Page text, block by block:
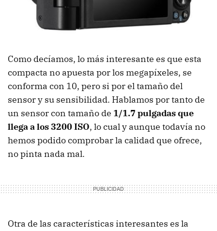
Como decíamos, lo más interesante es que esta
compacta no apuesta por los megapíxeles, se
conforma con 10, pero si por el tamaño del
sensor y su sensibilidad. Hablamos por tanto de
un sensor con tamaño de 1/1.7 pulgadas que
llega a los 3200 ISO, lo cual y aunque todavía no
hemos podido comprobar la calidad que ofrece,
no pinta nada mal.
Otra de las características interesantes es la